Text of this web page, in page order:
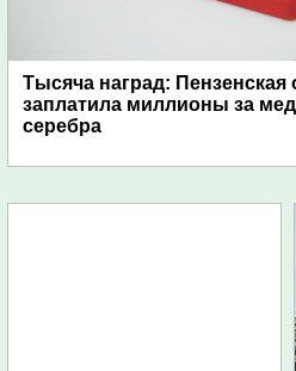
Тысяча наград: Пензенская
заплатила миллионы за
серебра